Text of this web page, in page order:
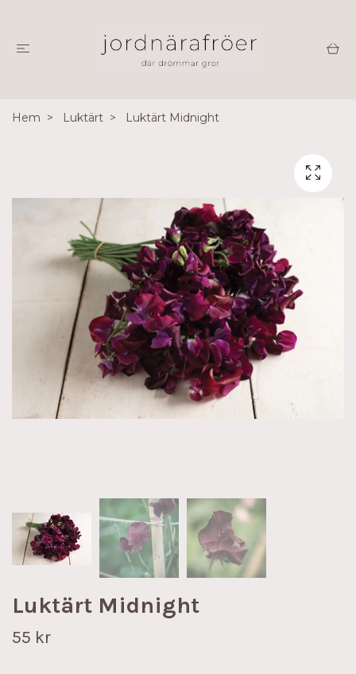
Hem Luktärt Luktärt Midnight
Luktärt Midnight
55 kr